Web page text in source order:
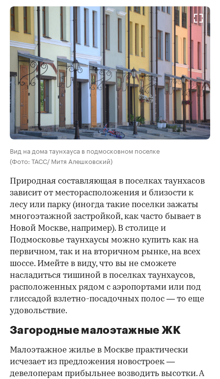
Вид на дома таунхауса в подмосковном поселке
(Фото: ТАСС/ Митя Алешковский)
Природная составляющая в поселках таунхасов
зависит от месторасположения и близости к
лесу или парку (иногда такие поселки зажаты
многоэтажной застройкой, как часто бывает в
Новой Москве, например). В столице и
Подмосковье таунхаусы можно купить как на
первичном, так и на вторичном рынке, на всех
шоссе. Имейте в виду, что вы не сможете
насладиться тишиной в поселках таунхаусов,
расположенных рядом с аэропортами или под
глиссадой взлетно-посадочных полос — то еще
удовольствие.
Загородные малоэтажные ЖК
Малоэтажное жилье в Москве практически
исчезает из предложения новостроек —
девелоперам прибыльнее возводить высотки. А